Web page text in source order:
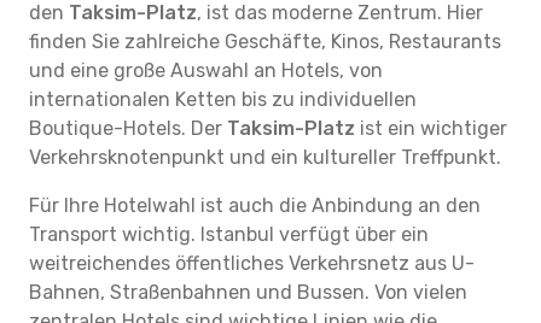
den Taksim-Platz, ist das moderne Zentrum. Hier
finden Sie zahlreiche Geschäfte, Kinos, Restaurants
und eine große Auswahl an Hotels, von
internationalen Ketten bis zu individuellen
Boutique-Hotels. Der Taksim-Platz ist ein wichtiger
Verkehrsknotenpunkt und ein kultureller Treffpunkt.
Für Ihre Hotelwahl ist auch die Anbindung an den
Transport wichtig. Istanbul verfügt über ein
weitreichendes öffentliches Verkehrsnetz aus U-
Bahnen, Straßenbahnen und Bussen. Von vielen